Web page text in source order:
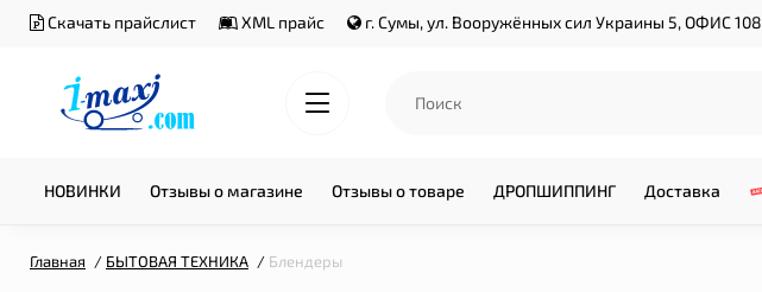
Скачать прайслист XML прайс г. Сумы, ул. Вооружённых сил Украины 5, ОФИС 108
НОВИНКИ Отзывы о магазине Отзывы о товаре ДРОПШИППИНГ Доставка
Главная БЫТОВАЯ ТЕХНИКА Блендеры